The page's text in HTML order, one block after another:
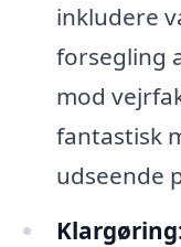
inkludere
forsegling
mod
fantastisk
udseende